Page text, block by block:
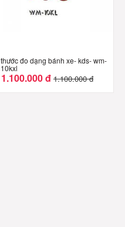
thước đo dạng bánh xe- kds- wm-
10kxl
1.100.000 đ 1.100.000 đ